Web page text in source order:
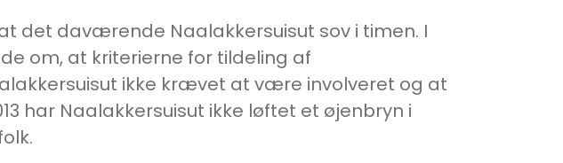
det daværende Naalakkersuisut sov i timen. I
om, at kriterierne for tildeling af
ikke krævet at være involveret og at
har Naalakkersuisut ikke løftet et øjenbryn i